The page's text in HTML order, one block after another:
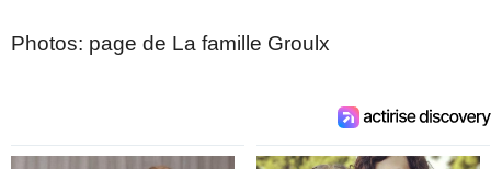
Photos: page de La famille Groulx